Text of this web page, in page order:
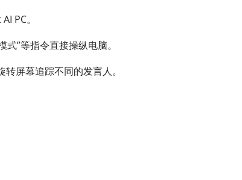
PC。
”等指令直接操纵电脑。
屏幕追踪不同的发言人。